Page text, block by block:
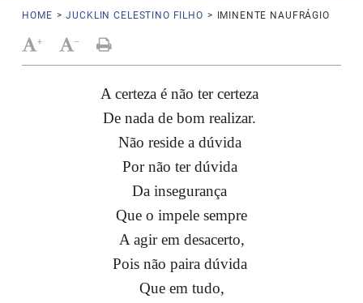
HOME > JUCKLIN CELESTINO FILHO > IMINENTE NAUFRÁGIO
+ -
A certeza é não ter certeza
De nada de bom realizar.
Não reside a dúvida
Por não ter dúvida
Da insegurança
Que o impele sempre
A agir em desacerto,
Pois não paira dúvida
Que em tudo,